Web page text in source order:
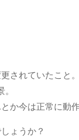
されていたこと
か今は正常に動作
ょうか？